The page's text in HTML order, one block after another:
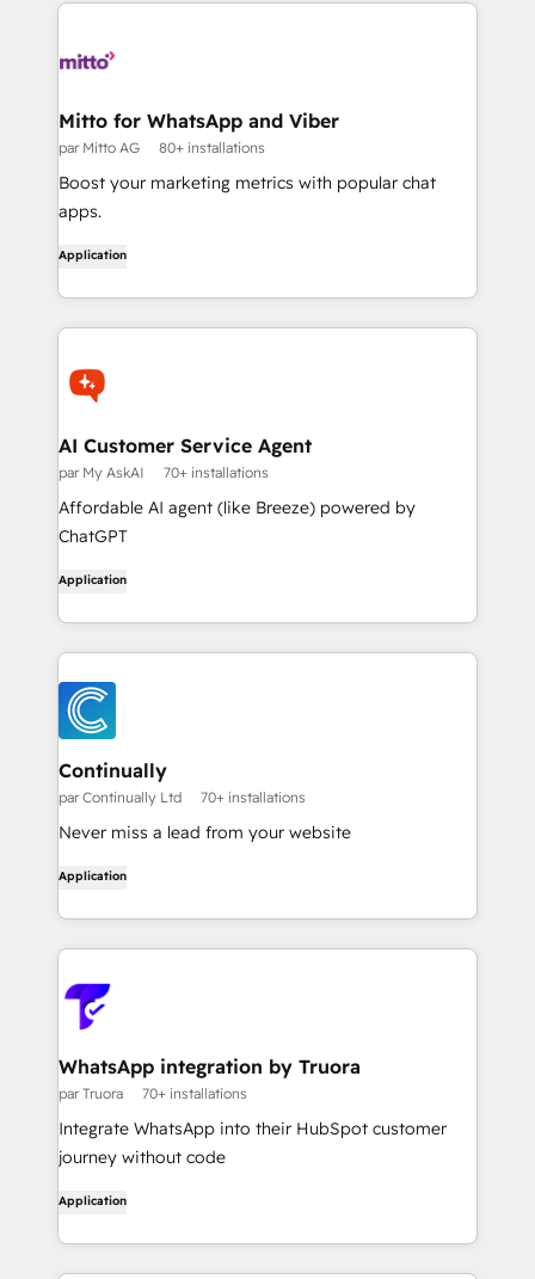
Mitto for WhatsApp and Viber
par Mitto AG 80+ installations
Boost your marketing metrics with popular chat
apps.
Application
AI Customer Service Agent
par My AskAI 70+ installations
Affordable AI agent (like Breeze) powered by
ChatGPT
Application
Continually
par Continually Ltd 70+ installations
Never miss a lead from your website
Application
WhatsApp integration by Truora
par Truora 70+ installations
Integrate WhatsApp into their HubSpot customer
journey without code
Application